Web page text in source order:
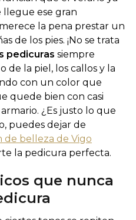
llegue ese gran
la pena prestar un
de los pies. ¡No se trata
pedicuras siempre
de la piel, los callos y la
con un color que
quede bien con casi
¿Es justo lo que
puedes dejar de
de belleza de Vigo
la pedicura perfecta.
que nunca